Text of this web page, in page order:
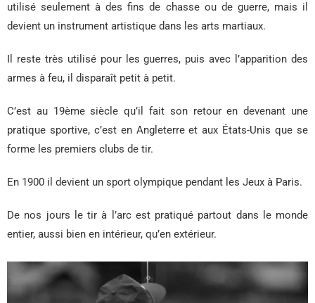
utilisé seulement à des fins de chasse ou de guerre, mais il
devient un instrument artistique dans les arts martiaux.
Il reste très utilisé pour les guerres, puis avec l’apparition des
armes à feu, il disparaît petit à petit.
C’est au 19ème siècle qu’il fait son retour en devenant une
pratique sportive, c’est en Angleterre et aux États-Unis que se
forme les premiers clubs de tir.
En 1900 il devient un sport olympique pendant les Jeux à Paris.
De nos jours le tir à l’arc est pratiqué partout dans le monde
entier, aussi bien en intérieur, qu’en extérieur.